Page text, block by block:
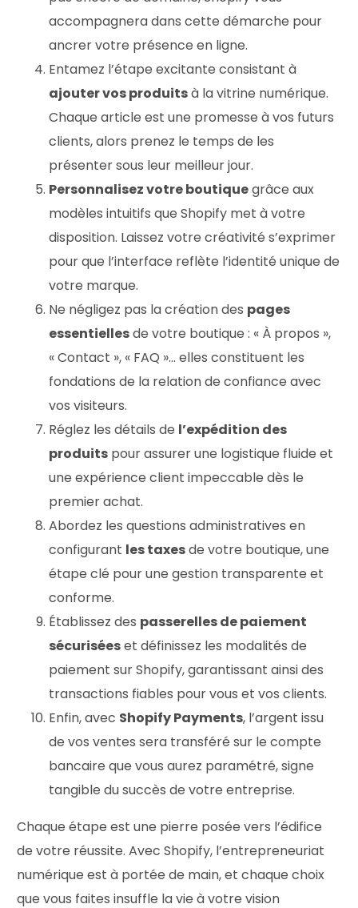
accompagnera dans cette démarche pour
ancrer votre présence en ligne.
Entamez l’étape excitante consistant à
ajouter vos produitsà la vitrine numérique.
Chaque article est une promesse à vos futurs
clients, alors prenez le temps de les
présenter sous leur meilleur jour.
Personnalisez votre boutiquegrâce aux
modèles intuitifs que Shopify met à votre
disposition. Laissez votre créativité s’exprimer
pour que l’interface reflète l’identité unique de
votre marque.
Ne négligez pas la création des pages
essentiellesde votre boutique : « À propos »,
« Contact », « FAQ »… elles constituent les
fondations de la relation de confiance avec
vos visiteurs.
Réglez les détails de l’expédition des
produits pour assurer une logistique fluide et
une expérience client impeccable dès le
premier achat.
Abordez les questions administratives en
configurant les taxesde votre boutique, une
étape clé pour une gestion transparente et
conforme.
Établissez des passerelles de paiement
sécuriséeset définissez les modalités de
paiement sur Shopify, garantissant ainsi des
transactions fiables pour vous et vos clients.
Enfin, avec Shopify Payments, l’argent issu
de vos ventes sera transféré sur le compte
bancaire que vous aurez paramétré, signe
tangible du succès de votre entreprise.
Chaque étape est une pierre posée vers l’édifice
de votre réussite. Avec Shopify, l’entrepreneuriat
numérique est à portée de main, et chaque choix
que vous faites insuffle la vie à votre vision